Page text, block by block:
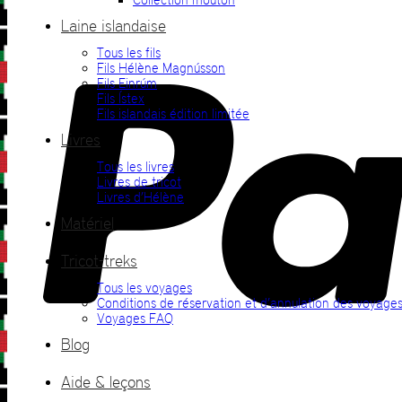
Laine islandaise
Tous les fils
Fils Hélène Magnússon
Fils Einrúm
Fils Ístex
Fils islandais édition limitée
Livres
Tous les livres
Livres de tricot
Livres d’Hélène
Matériel
Tricot-treks
Tous les voyages
Conditions de réservation et d’annulation des voyages
Voyages FAQ
Blog
Aide & leçons